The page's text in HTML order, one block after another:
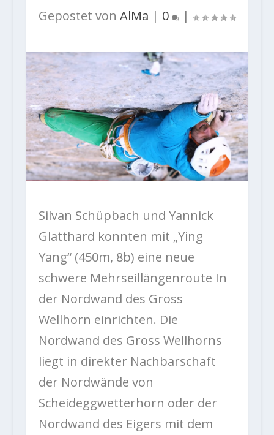
Gepostet von AlMa | 0 |
Silvan Schüpbach und Yannick
Glatthard konnten mit „Ying
Yang“ (450m, 8b) eine neue
schwere Mehrseillängenroute In
der Nordwand des Gross
Wellhorn einrichten. Die
Nordwand des Gross Wellhorns
liegt in direkter Nachbarschaft
der Nordwände von
Scheideggwetterhorn oder der
Nordwand des Eigers mit dem